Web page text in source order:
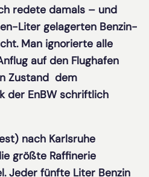
redete damals – und
Liter gelagerten Benzin-
Man ignorierte alle
auf den Flughafen
Zustand dem
der EnBW schriftlich
nach Karlsruhe
größte Raffinerie
Jeder fünfte Liter Benzin